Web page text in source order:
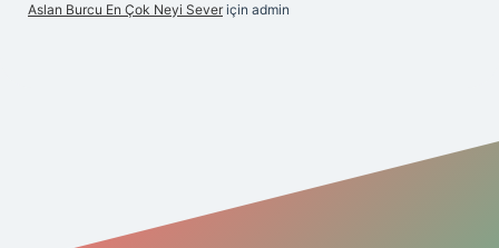
Aslan Burcu En Çok Neyi Sever için admin